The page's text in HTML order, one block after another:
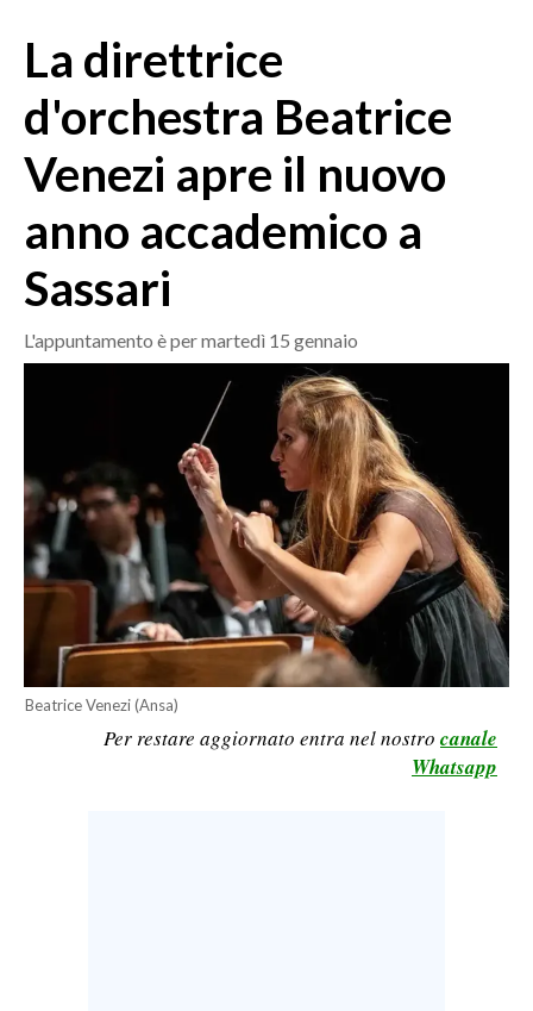
MEDIO CAMPIDANO
SASSARI E PROVINCIA
GALLURA
NUORO E PROVINCIA
OGLIASTRA
AGENDA
ITALIA
ECONOMIA
SERVIZI ALLE IMPRESE
BANDI
SPORT IN SARDEGNA
La direttrice
d'orchestra Beatrice
Venezi apre il nuovo
anno accademico a
Sassari
L'appuntamento è per martedì 15 gennaio
Beatrice Venezi (Ansa)
Per restare aggiornato entra nel nostro canale
Whatsapp